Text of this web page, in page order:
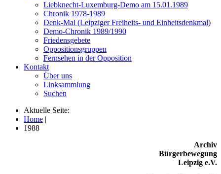
Liebknecht-Luxemburg-Demo am 15.01.1989
Chronik 1978-1989
Denk-Mal (Leipziger Freiheits- und Einheitsdenkmal)
Demo-Chronik 1989/1990
Friedensgebete
Oppositionsgruppen
Fernsehen in der Opposition
Kontakt
Über uns
Linksammlung
Suchen
Aktuelle Seite:
Home |
1988
Archiv
Bürgerbewegung
Leipzig e.V.